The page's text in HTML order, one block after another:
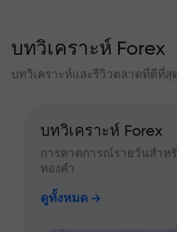
บทวิเคราะห์ Forex
บทวิเคราะห์และรีวิวตลาดที่ดีที่สุ
บทวิเคราะห์ Forex
การคาดการณ์รายวันสำห
ทองคำ
ดูทั้งหมด